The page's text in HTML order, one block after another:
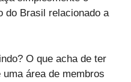
do Brasil relacionado a
O que acha de ter
área de membros